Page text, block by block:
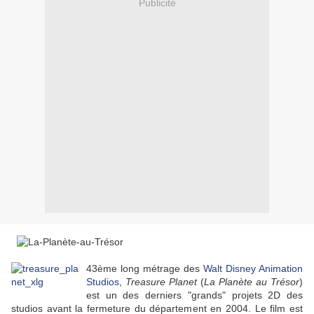
Publicité
43ème long métrage des Walt Disney Animation
Studios
Treasure Planet(La Planète au Trésor)
est un des derniers "grands" projets 2D des
studios avant la fermeture du département en 2004. Le film est